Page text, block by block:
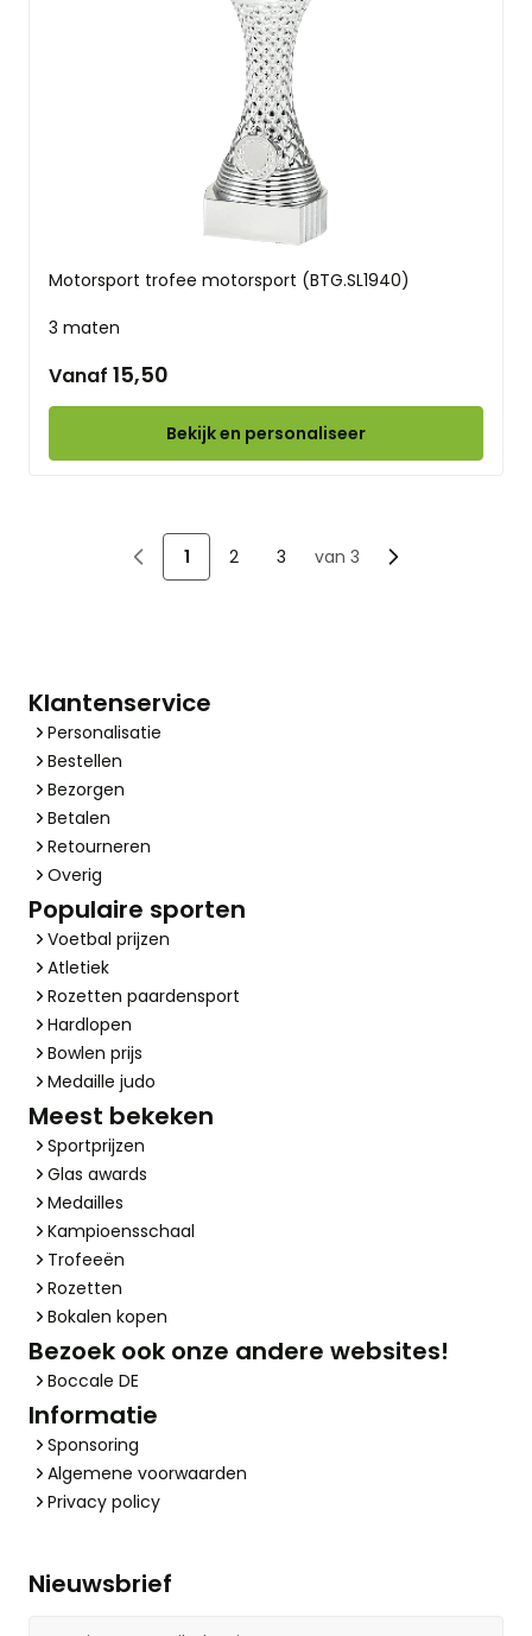
Motorsport trofee motorsport (BTG.SL1940)
3 maten
Vanaf 15,50
Bekijk en personaliseer
U lees momenteel pagina
1 Pagina
2 Pagina
3 van 3
Klantenservice
Personalisatie
Bestellen
Bezorgen
Betalen
Retourneren
Overig
Populaire sporten
Voetbal prijzen
Atletiek
Rozetten paardensport
Hardlopen
Bowlen prijs
Medaille judo
Meest bekeken
Sportprijzen
Glas awards
Medailles
Kampioensschaal
Trofeeën
Rozetten
Bokalen kopen
Bezoek ook onze andere websites!
Boccale DE
Informatie
Sponsoring
Algemene voorwaarden
Privacy policy
Nieuwsbrief